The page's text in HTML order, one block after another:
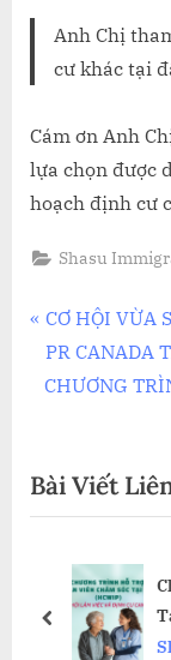
Anh Chị
cư khác tại
Cám ơn Anh
lựa chọn được
hoạch định cư
Shasu
Điều
hướng
viết
P
r
e
o
u
o
CƠ HỘI VỪA
PR CANADA
N
t
P
t
CHƯƠNG
Bài Viết
prev